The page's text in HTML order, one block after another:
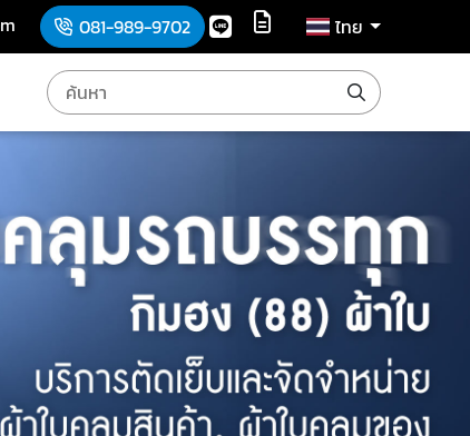
081-989-9702 ไทย